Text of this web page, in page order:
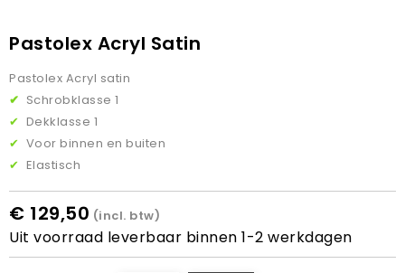
Pastolex Acryl Satin
Pastolex Acryl satin
✔ Schrobklasse 1
✔ Dekklasse 1
✔ Voor binnen en buiten
✔ Elastisch
€ 129,50 (incl. btw)
Uit voorraad leverbaar binnen 1-2 werkdagen